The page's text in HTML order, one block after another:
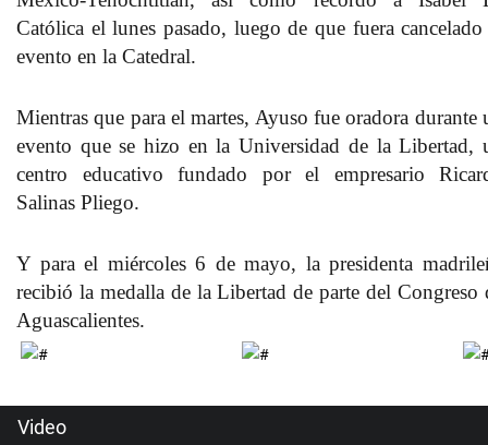
Católica el lunes pasado, luego de que fuera
evento en la Catedral.
Mientras que para elmartes, Ayuso fue oradora durante
evento que se hizo en la Universidad de la Libertad,
centro educativo fundado por el empresario
Salinas Pliego.
Y para el miércoles 6 de mayo, la presidenta
recibió la medalla de la Libertad de parte del Congreso
Aguascalientes.
Video